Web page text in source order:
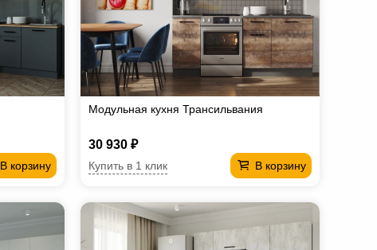
В корзину
Модульная кухня Трансильвания
30 930 ₽
В корзину
Купить в 1 клик